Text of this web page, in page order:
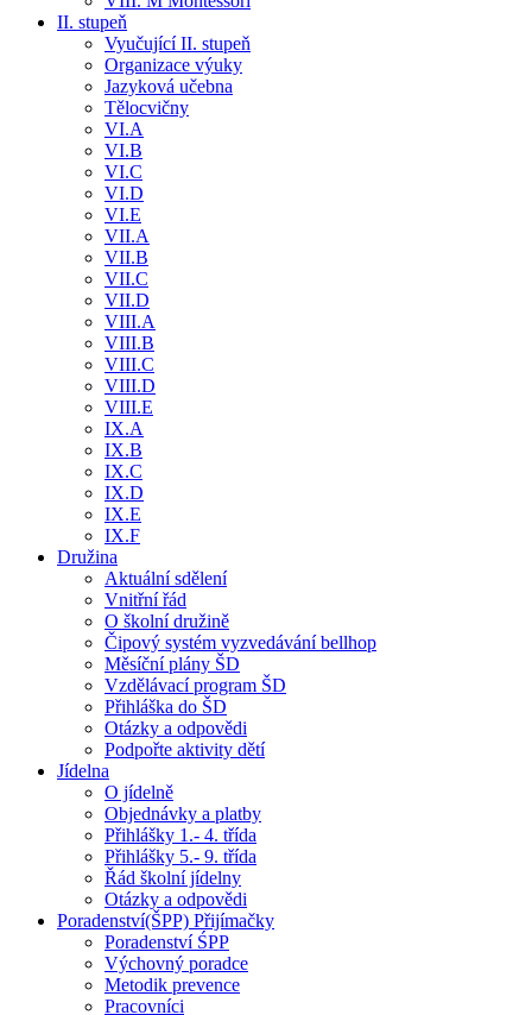
II. stupeň
Vyučující II. stupeň
Organizace výuky
Jazyková učebna
Tělocvičny
VI.A
VI.B
VI.C
VI.D
VI.E
VII.A
VII.B
VII.C
VII.D
VIII.A
VIII.B
VIII.C
VIII.D
VIII.E
IX.A
IX.B
IX.C
IX.D
IX.E
IX.F
Družina
Aktuální sdělení
Vnitřní řád
O školní družině
Čipový systém vyzvedávání bellhop
Měsíční plány ŠD
Vzdělávací program ŠD
Přihláška do ŠD
Otázky a odpovědi
Podpořte aktivity dětí
Jídelna
O jídelně
Objednávky a platby
Přihlášky 1.- 4. třída
Přihlášky 5.- 9. třída
Řád školní jídelny
Otázky a odpovědi
Poradenství(ŠPP) Přijímačky
Poradenství ŚPP
Výchovný poradce
Metodik prevence
Pracovníci